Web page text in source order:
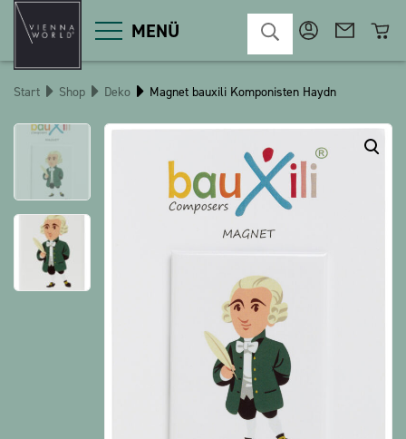
MENÜ
Produktgruppen
Deko
Diverses
Kosmetik
Küche
Macart
Magnete
Pins
Schlüsselanhänger
Schreibwaren
Textilien
bauxili
Stringlies
Start Shop Deko Magnet bauxili Komponisten Haydn